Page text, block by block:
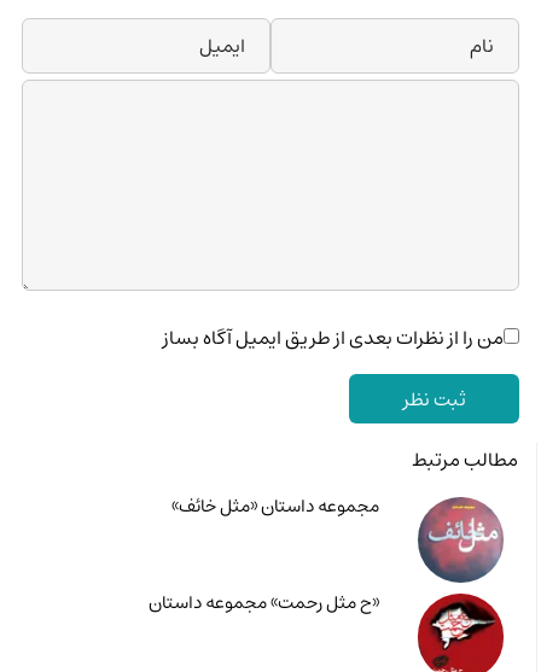
من را از نظرات بعدی از طریق ایمیل آگاه بساز
مطالب مرتبط
مجموعه داستان «مثل خائف»
«ح مثل رحمت» مجموعه داستان